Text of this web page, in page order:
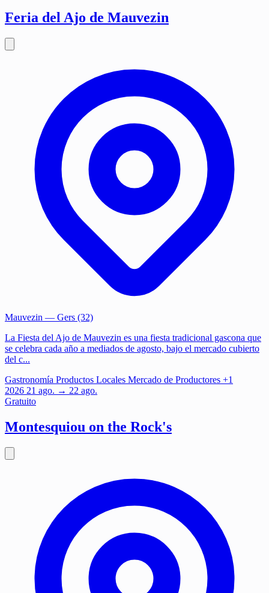
Feria del Ajo de Mauvezin
Mauvezin — Gers (32)
La Fiesta del Ajo de Mauvezin es una fiesta tradicional gascona que
se celebra cada año a mediados de agosto, bajo el mercado cubierto
del c...
Gastronomía Productos Locales Mercado de Productores +1
2026 21 ago. → 22 ago.
Gratuito
Montesquiou on the Rock's